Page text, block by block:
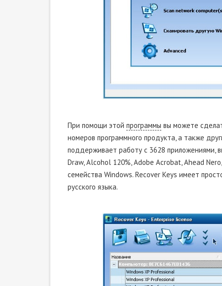
При помощи этой программы вы можете
номеров программного продукта, а также
поддерживает работу с 3628 приложениями,
Draw, Alcohol 120%, Adobe Acrobat, Ahead
семейства Windows. Recover Keys имеет
русского языка.